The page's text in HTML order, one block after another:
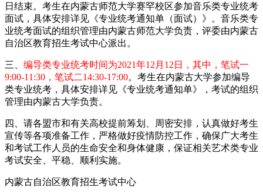
日结束。考生在内蒙古师范大学赛罕校区参加音乐类专业统考
面试，具体安排详见《专业统考通知单（面试）》。音乐类专
业统考面试的组织管理由内蒙古师范大学负责，评委由内蒙古
自治区教育招生考试中心派出。
三、 编导类专业统考时间为2021年12月12日，其中，笔试一
9:00-11:30，笔试二14:30-17:00。考生在内蒙古大学参加编导
类专业统考，具体安排详见《专业统考通知单》，考试的组织
管理由内蒙古大学负责。
四、请各盟市和有关高校提前筹划、周密安排，认真做好考生
宣传等各项准备工作，严格做好疫情防控工作，确保广大考生
和考试工作人员的生命安全和身体健康，保证相关艺术类专业
考试安全、平稳、顺利实施。
内蒙古自治区教育招生考试中心